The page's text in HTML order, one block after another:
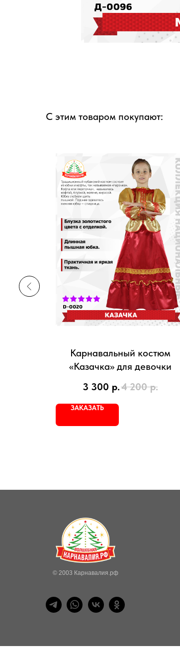
С этим товаром покупают:
Карнавальный костюм
«Казачка» для девочки
3 300 р.4 200 р.
ЗАКАЗАТЬ
© 2003 Карнавалия.рф